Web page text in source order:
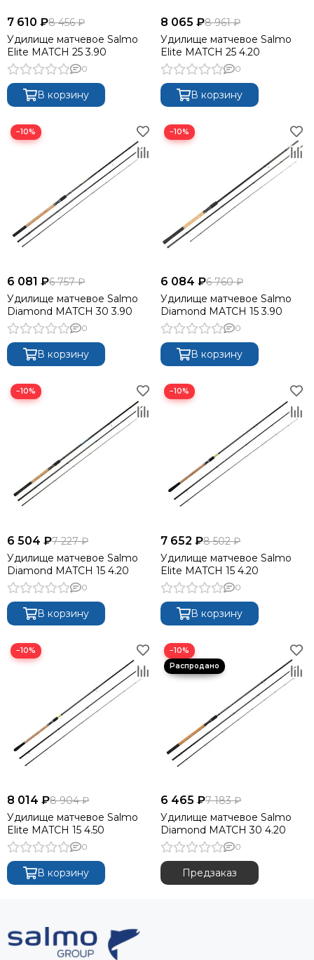
7 610 ₽8 456 ₽
Удилище матчевое Salmo
Elite MATCH 25 3.90
0
В корзину
8 065 ₽8 961 ₽
Удилище матчевое Salmo
Elite MATCH 25 4.20
0
В корзину
−10%
6 081 ₽6 757 ₽
Удилище матчевое Salmo
Diamond MATCH 30 3.90
0
В корзину
−10%
6 084 ₽6 760 ₽
Удилище матчевое Salmo
Diamond MATCH 15 3.90
0
В корзину
−10%
6 504 ₽7 227 ₽
Удилище матчевое Salmo
Diamond MATCH 15 4.20
0
В корзину
−10%
7 652 ₽8 502 ₽
Удилище матчевое Salmo
Elite MATCH 15 4.20
0
В корзину
−10%
8 014 ₽8 904 ₽
Удилище матчевое Salmo
Elite MATCH 15 4.50
0
В корзину
−10%
6 465 ₽7 183 ₽
Удилище матчевое Salmo
Diamond MATCH 30 4.20
0
Предзаказ